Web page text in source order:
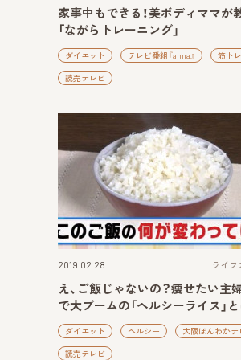
家事中もできる！美ボディママが
「ながらトレーニング」
ダイエット テレビ番組『anna』 筋トレ
読売テレビ
2019.02.28 ライフ
え、ご飯じゃないの？痩せたい主
で大ブームの「ヘルシーライス」
ダイエット ヘルシー 大阪ほんわかテ
読売テレビ